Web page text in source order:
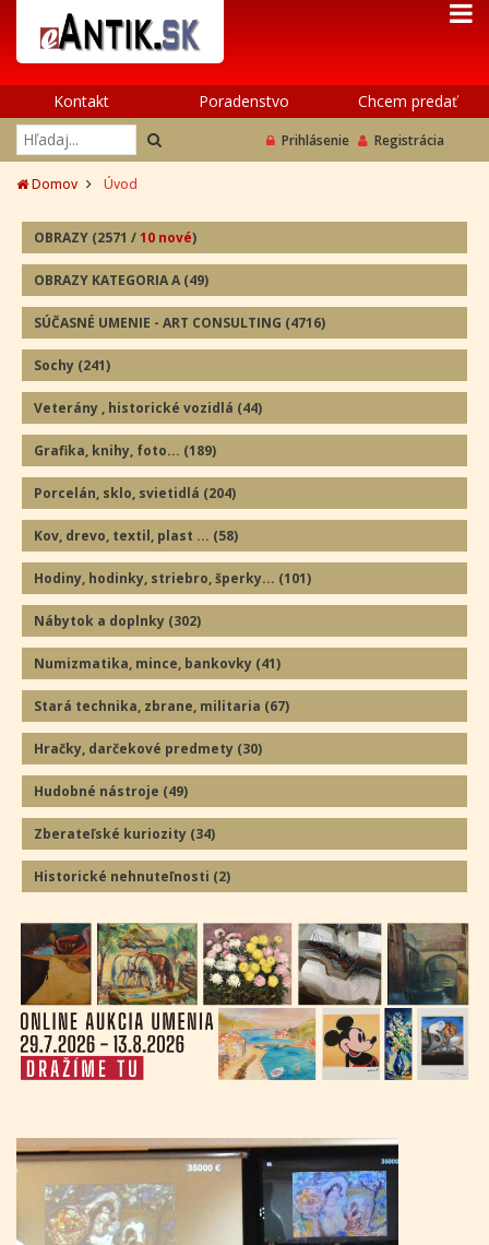
Kontakt Poradenstvo Chcem predať
Prihlásenie Registrácia
Domov Úvod
OBRAZY (2571 /10 nové)
OBRAZY KATEGORIA A (49)
SÚČASNÉ UMENIE - ART CONSULTING (4716)
Sochy (241)
Veterány , historické vozidlá (44)
Grafika, knihy, foto... (189)
Porcelán, sklo, svietidlá (204)
Kov, drevo, textil, plast ... (58)
Hodiny, hodinky, striebro, šperky... (101)
Nábytok a doplnky (302)
Numizmatika, mince, bankovky (41)
Stará technika, zbrane, militaria (67)
Hračky, darčekové predmety (30)
Hudobné nástroje (49)
Zberateľské kuriozity (34)
Historické nehnuteľnosti (2)